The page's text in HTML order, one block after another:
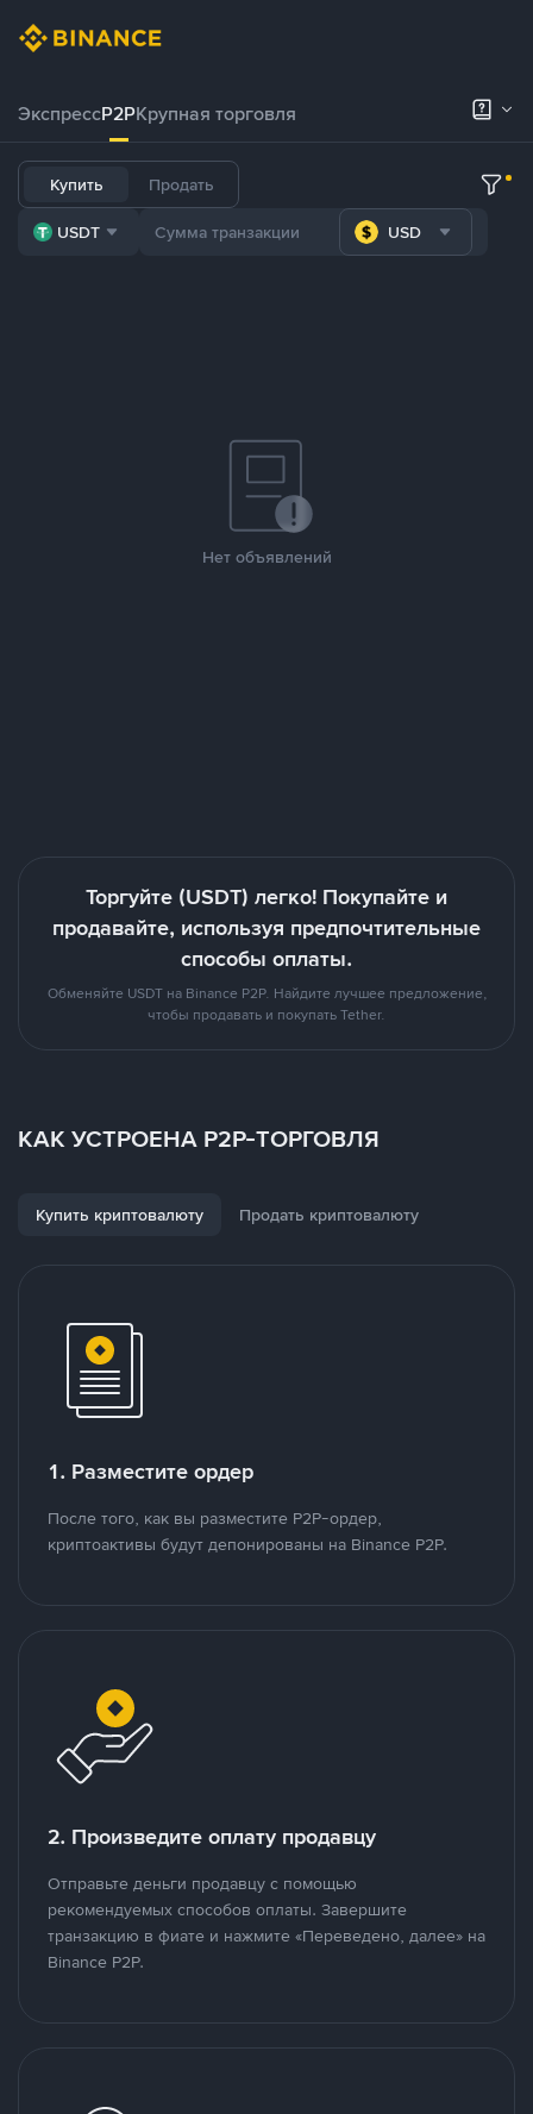
ЭкспрессP2PКрупная торговля
Купить Продать
USDT USD
Нет объявлений
Торгуйте (USDT) легко! Покупайте и
продавайте, используя предпочтительные
способы оплаты.
Обменяйте USDT на Binance P2P. Найдите лучшее предложение,
чтобы продавать и покупать Tether.
КАК УСТРОЕНА P2P-ТОРГОВЛЯ
Купить криптовалюту Продать криптовалюту
1. Разместите ордер
После того, как вы разместите P2P-ордер,
криптоактивы будут депонированы на Binance P2P.
2. Произведите оплату продавцу
Отправьте деньги продавцу с помощью
рекомендуемых способов оплаты. Завершите
транзакцию в фиате и нажмите «Переведено, далее» на
Binance P2P.